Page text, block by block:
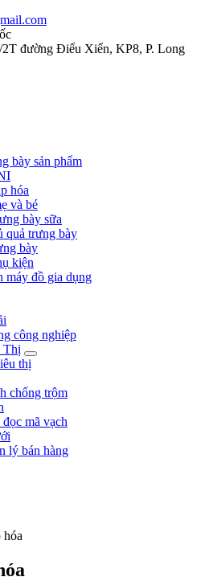
đường Điểu Xiển, KP8, P. Long
bày sản phẩm
hóa
và bé
bày sữa
quả trưng bày
bày
kiện
máy đồ gia dụng
công nghiệp
Thị
thị
chống trộm
mã vạch
lý bán hàng
hóa